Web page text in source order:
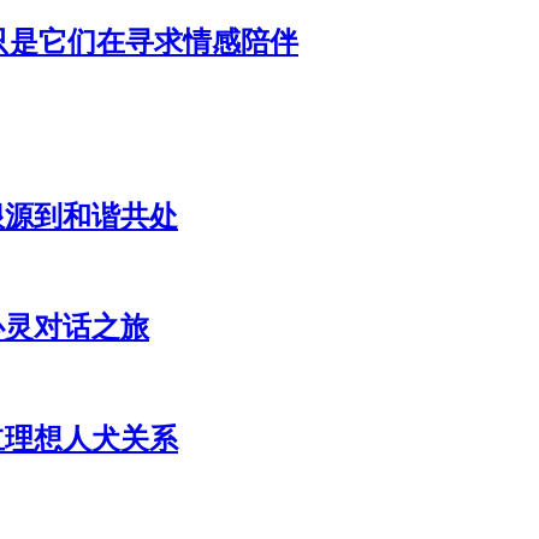
它们在寻求情感陪伴
到和谐共处
对话之旅
想人犬关系